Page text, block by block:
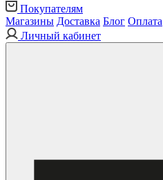
Покупателям
Магазины Доставка Блог Оплата
Личный кабинет